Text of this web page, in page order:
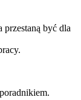
przestaną być dla